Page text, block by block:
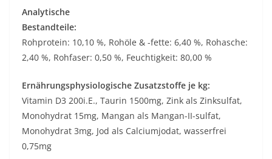
Analytische
Bestandteile:
Rohprotein: 10,10 %, Rohöle & -fette: 6,40 %, Rohasche:
2,40 %, Rohfaser: 0,50 %, Feuchtigkeit: 80,00 %
Ernährungsphysiologische Zusatzstoffe je kg:
Vitamin D3 200i.E., Taurin 1500mg, Zink als Zinksulfat,
Monohydrat 15mg, Mangan als Mangan-II-sulfat,
Monohydrat 3mg, Jod als Calciumjodat, wasserfrei
0,75mg